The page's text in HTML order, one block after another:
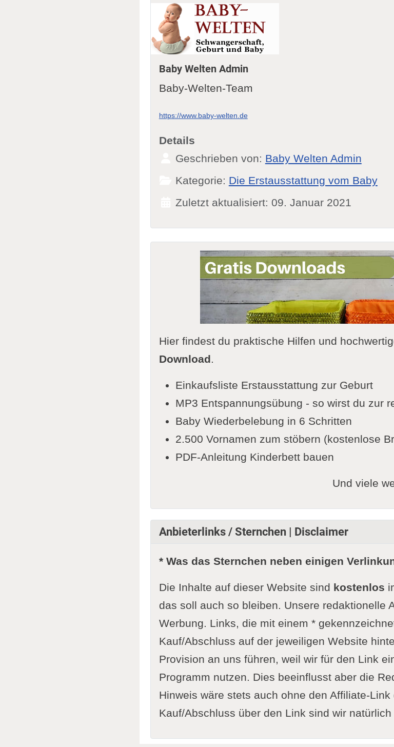
Baby Welten Admin
Baby-Welten-Team
https://www.baby-welten.de
Details
Geschrieben von: Baby Welten Admin
Kategorie: Die Erstausstattung vom Baby
Zuletzt aktualisiert: 09. Januar 2021
Hier findest du praktische Hilfen und
Download.
Einkaufsliste Erstausstattung zur Geburt
MP3 Entspannungsübung - so wirst du zur
Baby Wiederbelebung in 6 Schritten
2.500 Vornamen zum stöbern (kostenlose
PDF-Anleitung Kinderbett bauen
Und viele
Anbieterlinks / Sternchen | Disclaimer
* Was das Sternchen neben einigen
Die Inhalte auf dieser Website sind kostenlos
das soll auch so bleiben. Unsere redaktionelle
Werbung. Links, die mit einem *
Kauf/Abschluss auf der jeweiligen Website
Provision an uns führen, weil wir für den Link
Programm nutzen. Dies beeinflusst aber die
Hinweis wäre stets auch ohne den Affiliate-Link
Kauf/Abschluss über den Link sind wir natürlich